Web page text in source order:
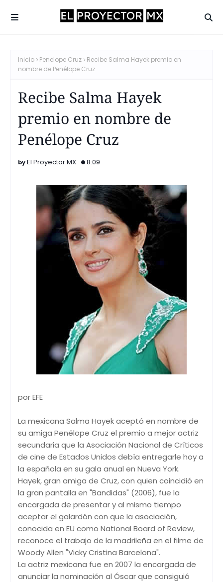
Inicio Penelope Cruz
Recibe Salma Hayek premio en
nombre de Penélope Cruz
Recibe Salma Hayek
premio en nombre de
Penélope Cruz
El Proyector MX 8:09
por EFE
La mexicana Salma Hayek aceptó en nombre de
su amiga Penélope Cruz el premio a mejor actriz
secundaria que la Asociación Nacional de Críticos
de cine de Estados Unidos debía entregarle hoy a
la española en su gala anual en Nueva York.
Hayek, gran amiga de Cruz, con quien coincidió en
la gran pantalla en "Bandidas" (2006), fue la
encargada de presentar y al mismo tiempo
aceptar el galardón con que la asociación,
conocida en EU como National Board of Review,
reconoce el trabajo de la madrileña en el filme de
Woody Allen "Vicky Cristina Barcelona".
La actriz mexicana fue en 2007 la encargada de
anunciar la nominación al Óscar que consiguió